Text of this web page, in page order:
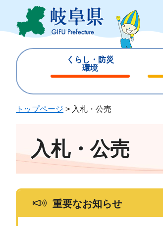
ジ
ュ
くらし・防災
環境
じ
じ
トップページ > 入札・公売
入札・公売
重要なお知らせ